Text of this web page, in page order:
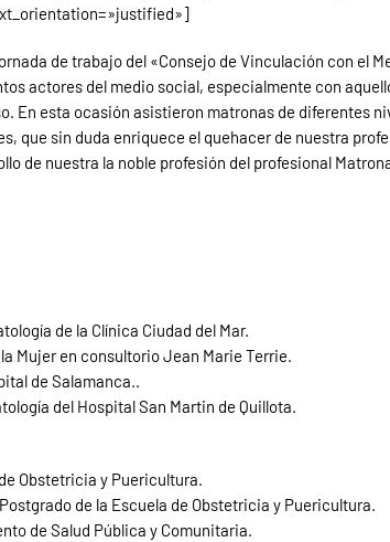
de trabajo del «Consejo de Vinculación con el
actores del medio social, especialmente con
En esta ocasión asistieron matronas de diferentes
que sin duda enriquece el quehacer de nuestra
de nuestra la noble profesión del profesional
de la Clínica Ciudad del Mar.
Mujer en consultorio Jean Marie Terrie.
de Salamanca..
del Hospital San Martin de Quillota.
Obstetricia y Puericultura.
de la Escuela de Obstetricia y Puericultura.
de Salud Pública y Comunitaria.